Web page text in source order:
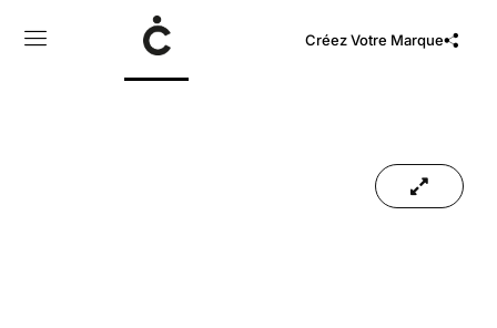
Créez Votre Marque